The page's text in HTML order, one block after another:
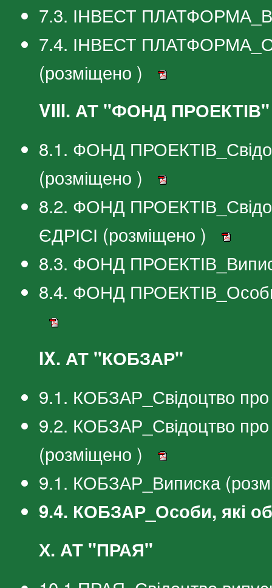
7.3. ІНВЕСТ
7.4. ІНВЕСТ
(розміщено )
VIII. АТ "ФОНД ПРОЕКТІВ"
8.1. ФОНД
(розміщено )
8.2. ФОНД
ЄДРІСІ (розміщено )
8.3. ФОНД
8.4. ФОНД
IX. АТ "КОБЗАР"
9.1. КОБЗАР_Свідоцтво
9.2. КОБЗАР_Свідоцтво
(розміщено )
9.1. КОБЗАР_Виписка
9.4. КОБЗАР_Особи, які
Х. АТ "ПРАЯ"